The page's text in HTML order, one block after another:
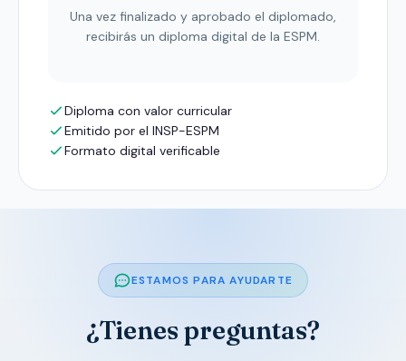
Una vez finalizado y aprobado el diplomado,
recibirás un diploma digital de la ESPM.
Diploma con valor curricular
Emitido por el INSP-ESPM
Formato digital verificable
ESTAMOS PARA AYUDARTE
¿Tienes preguntas?